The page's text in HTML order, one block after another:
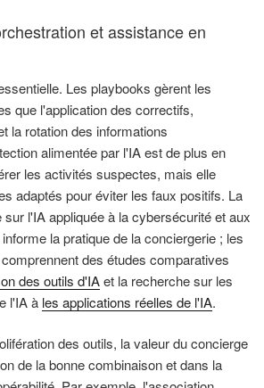
et assistance en
Les playbooks gèrent les
que l'application des correctifs,
la rotation des informations
alimentée par l'IA est de plus en
les activités suspectes, mais elle
adaptés pour éviter les faux positifs. La
l'IA appliquée à la cybersécurité et aux
la pratique de la conciergerie ; les
des études comparatives
des outils d'IAet la recherche sur les
l'IA à les applications réelles de l'IA.
des outils, la valeur du concierge
de la bonne combinaison et dans la